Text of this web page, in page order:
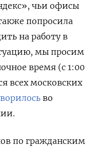
чьи офисы
попросила
на работу в
мы просим
время (с 1:00
всех московских
во
по гражданским